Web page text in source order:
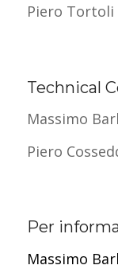
Piero Tortoli
Technical
Massimo
Piero
Per
Massimo